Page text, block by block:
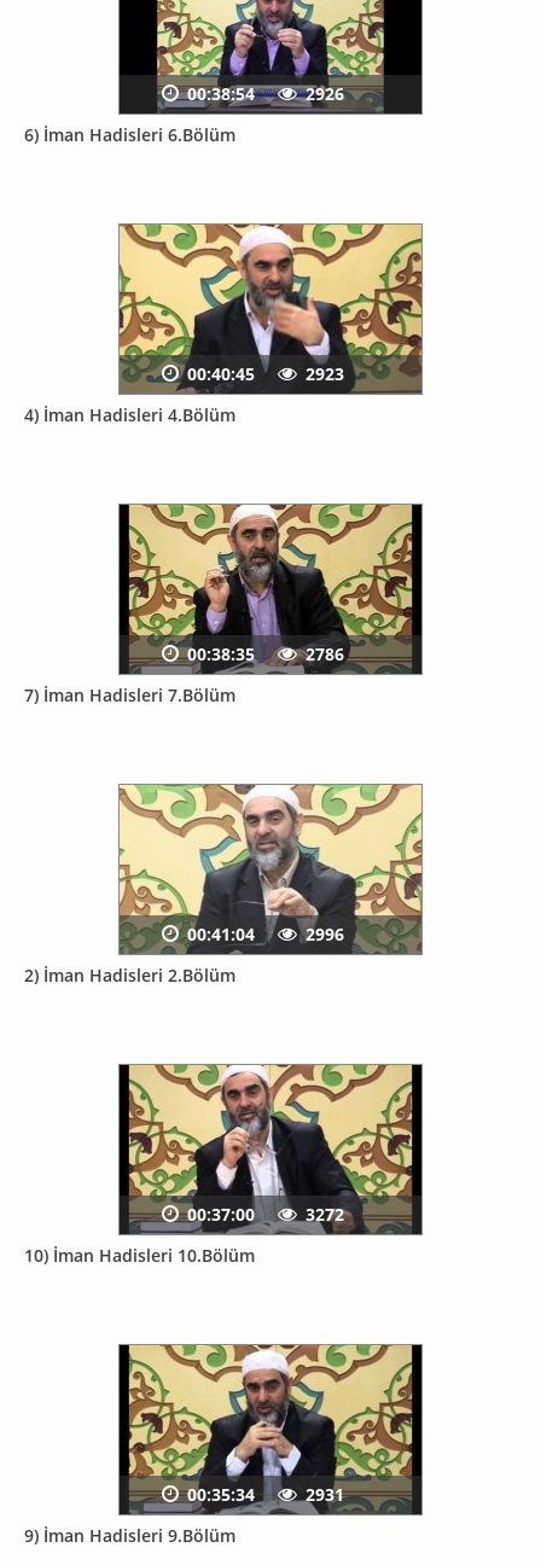
6) İman Hadisleri 6.Bölüm
00:38:54 2926
4) İman Hadisleri 4.Bölüm
00:40:45 2923
7) İman Hadisleri 7.Bölüm
00:38:35 2786
2) İman Hadisleri 2.Bölüm
00:41:04 2996
10) İman Hadisleri 10.Bölüm
00:37:00 3272
9) İman Hadisleri 9.Bölüm
00:35:34 2931